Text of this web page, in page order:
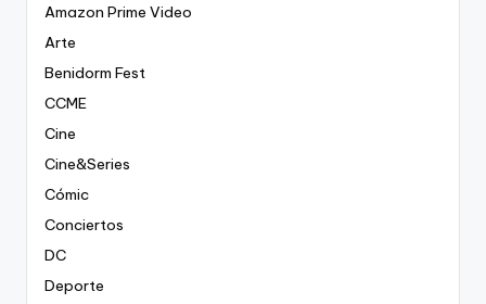
Amazon Prime Video
Arte
Benidorm Fest
CCME
Cine
Cine&Series
Cómic
Conciertos
DC
Deporte